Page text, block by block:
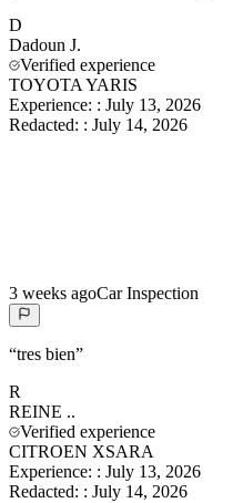
D
Dadoun J.
Verified experience
TOYOTA YARIS
Experience: : July 13, 2026
Redacted: : July 14, 2026
3 weeks agoCar Inspection
“tres bien”
R
REINE ..
Verified experience
CITROEN XSARA
Experience: : July 13, 2026
Redacted: : July 14, 2026